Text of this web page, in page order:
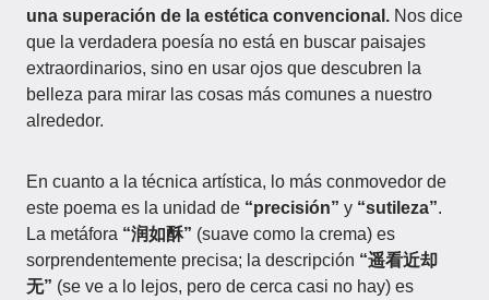
una superación de la estética convencional. Nos dice
que la verdadera poesía no está en buscar paisajes
extraordinarios, sino en usar ojos que descubren la
belleza para mirar las cosas más comunes a nuestro
alrededor.
En cuanto a la técnica artística, lo más conmovedor de
este poema es la unidad de “precisión” y “sutileza”.
La metáfora “润如酥” (suave como la crema) es
sorprendentemente precisa; la descripción “遥看近却
无” (se ve a lo lejos, pero de cerca casi no hay) es